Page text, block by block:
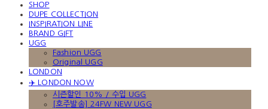
SHOP
DUPE COLLECTION
INSPIRATION LINE
BRAND GIFT
UGG
Fashion UGG
Original UGG
LONDON
✈️ LONDON NOW
시즌할인 10% / 수입 UGG
[호주발송] 24FW NEW UGG